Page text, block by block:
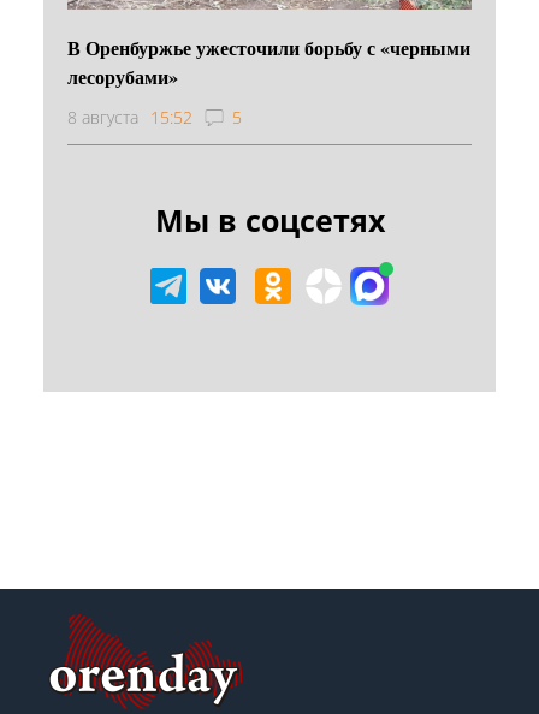
В Оренбуржье ужесточили борьбу с «черными
лесорубами»
8 августа 15:52 5
Мы в соцсетях